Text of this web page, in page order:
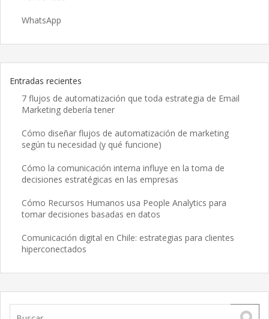
WhatsApp
Entradas recientes
7 flujos de automatización que toda estrategia de Email
Marketing debería tener
Cómo diseñar flujos de automatización de marketing
según tu necesidad (y qué funcione)
Cómo la comunicación interna influye en la toma de
decisiones estratégicas en las empresas
Cómo Recursos Humanos usa People Analytics para
tomar decisiones basadas en datos
Comunicación digital en Chile: estrategias para clientes
hiperconectados